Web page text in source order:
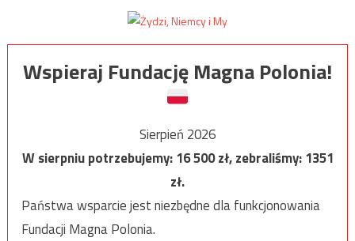
Wspieraj Fundację Magna Polonia!
Sierpień 2026
W sierpniu potrzebujemy:16 500zł, zebraliśmy:1351
zł.
Państwa wsparcie jest niezbędne dla funkcjonowania
Fundacji Magna Polonia.